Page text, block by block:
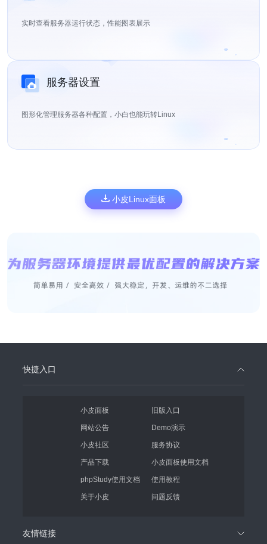
实时查看服务器运行状态，性能图表展示
服务器设置
图形化管理服务器各种配置，小白也能玩转Linux
小皮Linux面板
快捷入口
小皮面板 旧版入口
网站公告 Demo演示
小皮社区 服务协议
产品下载 小皮面板使用文档
phpStudy使用文档 使用教程
关于小皮 问题反馈
友情链接